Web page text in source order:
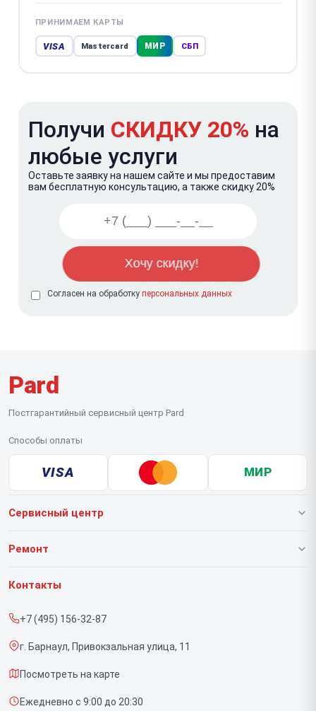
ПРИНИМАЕМ КАРТЫ
VISA Mastercard МИР СБП
Получи СКИДКУ 20% на
любые услуги
Оставьте заявку на нашем сайте и мы предоставим
вам бесплатную консультацию, а также скидку 20%
Согласен на обработку персональных данных
Pard
Постгарантийный сервисный центр Pard
Способы оплаты
VISA МИР
Сервисный центр
О нашем сервисе
Срочный ремонт
Доставка и способы оплаты
Диагностика
Ремонт
Тепловизионных прицелов
Контакты
+7 (495) 156-32-87
г. Барнаул, Привокзальная улица, 11
Посмотреть на карте
Ежедневно с 9:00 до 20:30